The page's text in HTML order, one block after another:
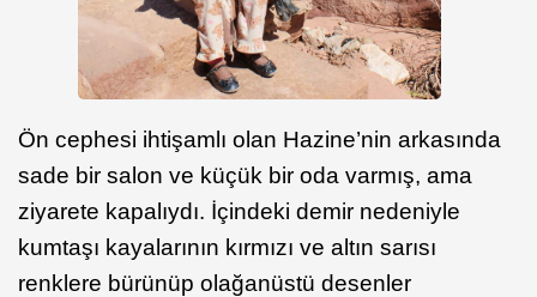
Ön cephesi ihtişamlı olan Hazine’nin arkasında
sade bir salon ve küçük bir oda varmış, ama
ziyarete kapalıydı. İçindeki demir nedeniyle
kumtaşı kayalarının kırmızı ve altın sarısı
renklere bürünüp olağanüstü desenler